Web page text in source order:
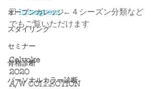
オープンカレッジ
スタイリング
セミナー
骨格診断
パーソナルカラー診断
☑ Instagram ←４シーズン分類など
でもご覧いただけます
Celvoke
2020
A/W COLLECTION